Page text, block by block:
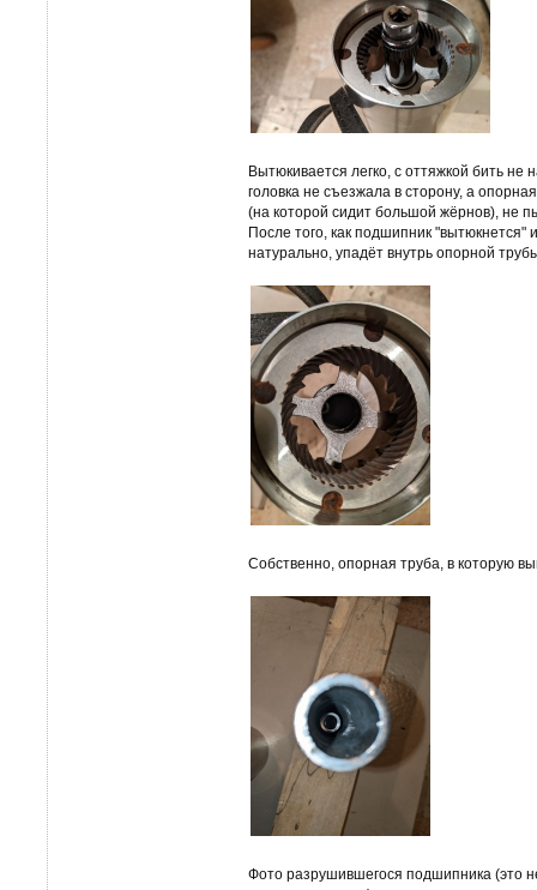
Вытюкивается легко, с оттяжкой бить не
головка не съезжала в сторону, а
(на которой сидит большой жёрнов), не
После того, как подшипник "вытюкнется"
натурально, упадёт внутрь опорной
Собственно, опорная труба, в которую
Фото разрушившегося подшипника (это